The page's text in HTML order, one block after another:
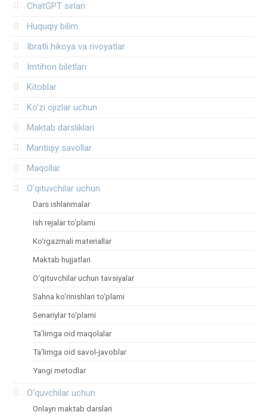
ChatGPT sirlari
Huquqiy bilim
Ibratli hikoya va rivoyatlar
Imtihon biletlari
Kitoblar
Ko‘zi ojizlar uchun
Maktab darsliklari
Mantiqiy savollar
Maqollar
O‘qituvchilar uchun
Dars ishlanmalar
Ish rejalar to‘plami
Ko‘rgazmali materiallar
Maktab hujjatlari
O‘qituvchilar uchun tavsiyalar
Sahna ko‘rinishlari to‘plami
Senariylar to‘plami
Ta’limga oid maqolalar
Ta’limga oid savol-javoblar
Yangi metodlar
O‘quvchilar uchun
Onlayn maktab darslari